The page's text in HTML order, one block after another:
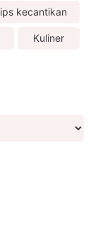
kecantikan
Kuliner